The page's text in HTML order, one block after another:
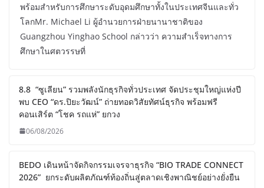
พร้อมสำหรับการศึกษาระดับอุดมศึกษาทั้งในประเทศจีนและทั่ว
โลกMr. Michael Li ผู้อำนวยการฝ่ายนานาชาติของ
Guangzhou Yinghao School กล่าวว่า ความสำเร็จทางการ
ศึกษาในศตวรรษที่
8.8 “ซูเลียน” รวมพลังนักธุรกิจทั่วประเทศ จัดประชุมใหญ่แห่งปี
พบ CEO “ดร.ปิยะวัฒน์” ถ่ายทอดวิสัยทัศน์ธุรกิจ พร้อมฟรี
คอนเสิร์ต “โชค รถแห่” ยกวง
06/08/2026
BEDO เดินหน้าจัดกิจกรรมเจรจาธุรกิจ “BIO TRADE CONNECT
2026” ยกระดับผลิตภัณฑ์ท้องถิ่นสู่ตลาดเชิงพาณิชย์อย่างยั่งยืน